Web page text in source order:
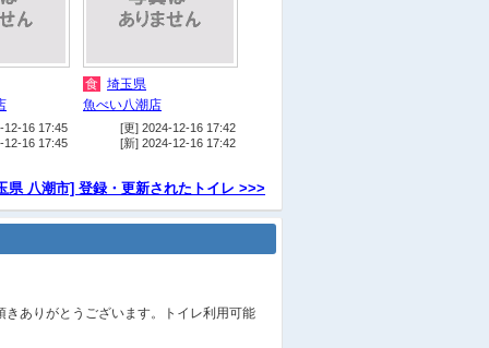
桑袋ビオトープ公園（あやせ
ＨｏｎｄａＣａｒｓ埼玉八潮
食
ココス草加松江店
店auショップ八潮
店ドコモショップ八潮駅前店
12-16 17:45
12-16 17:45
食 埼玉県
魚べい八潮店
[更] 2024-12-16 17:42
[新] 2024-12-16 17:42
県 八潮市] 登録・更新されたトイレ >>>
ありがとうございます。トイレ利用可能